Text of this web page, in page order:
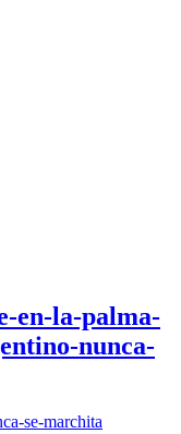
en-la-palma-
nunca-